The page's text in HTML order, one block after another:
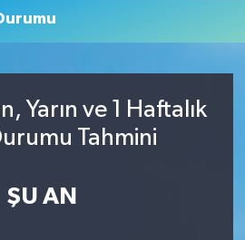
Yarın ve 1 Haftalık
Tahmini
ŞU AN